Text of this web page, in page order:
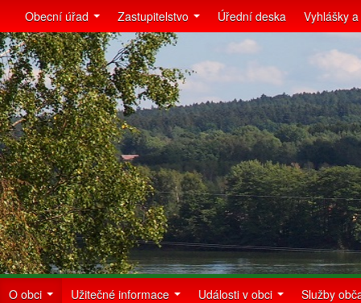
Obecní úřad Zastupitelstvo Úřední deska Vyhlášky
O obci Užitečné informace Události v obci Služby